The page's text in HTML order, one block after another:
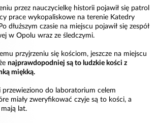
przez nauczycielkę historii pojawił się patrol
prace wykopaliskowe na terenie Katedry
dłuższym czasie na miejscu pojawił się zespół
w Opolu wraz ze śledczymi.
przyjrzeniu się kościom, jeszcze na miejscu
najprawdopodniej są to ludzkie kości z
miękką.
przewieziono do laboratorium celem
miały zweryfikować czyje są to kości, a
lat.